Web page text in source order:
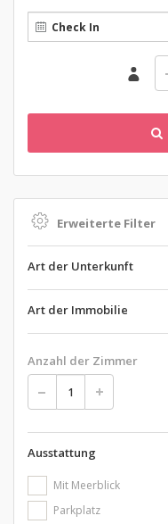
Erweiterte Filter
Art der Unterkunft
Art der Immobilie
Anzahl der Zimmer
Ausstattung
Mit Meerblick
Parkplatz